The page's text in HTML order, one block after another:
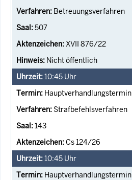
Betreuungsverfahren
507
XVII 876/22
Nicht öffentlich
10:45 Uhr
Hauptverhandlungstermin
Strafbefehlsverfahren
143
Cs 124/26
10:45 Uhr
Hauptverhandlungstermin